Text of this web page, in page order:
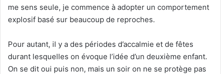
me sens seule, je commence à adopter un comportement
explosif basé sur beaucoup de reproches.
Pour autant, il y a des périodes d’accalmie et de fêtes
durant lesquelles on évoque l’idée d’un deuxième enfant.
On se dit oui puis non, mais un soir on ne se protège pas